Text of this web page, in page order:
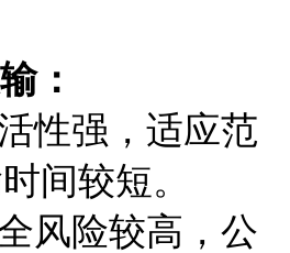
：
性强，适应范
间较短。
风险较高，公